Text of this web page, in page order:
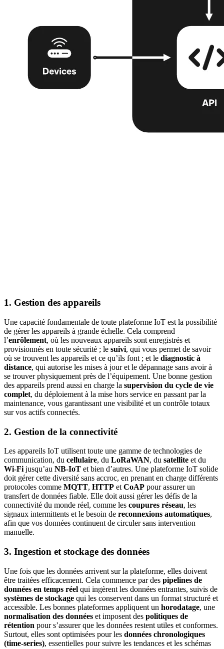
1. Gestion des appareils
Une capacité fondamentale de toute plateforme IoT est la possibilité
de gérer les appareils à grande échelle. Cela comprend
l’enrôlement, où les nouveaux appareils sont enregistrés et
provisionnés en toute sécurité ; le suivi, qui vous permet de savoir
où se trouvent les appareils et ce qu’ils font ; et le diagnostic à
distance, qui autorise les mises à jour et le dépannage sans avoir à
se trouver physiquement près de l’équipement. Une bonne gestion
des appareils prend aussi en charge la supervision du cycle de vie
complet, du déploiement à la mise hors service en passant par la
maintenance, vous garantissant une visibilité et un contrôle totaux
sur vos actifs connectés.
2. Gestion de la connectivité
Les appareils IoT utilisent toute une gamme de technologies de
communication, du cellulaire, du LoRaWAN, du satellite et du
Wi-Fi jusqu’au NB-IoT et bien d’autres. Une plateforme IoT solide
doit gérer cette diversité sans accroc, en prenant en charge différents
protocoles comme MQTT, HTTP et CoAP pour assurer un
transfert de données fiable. Elle doit aussi gérer les défis de la
connectivité du monde réel, comme les coupures réseau, les
signaux intermittents et le besoin de reconnexions automatiques,
afin que vos données continuent de circuler sans intervention
manuelle.
3. Ingestion et stockage des données
Une fois que les données arrivent sur la plateforme, elles doivent
être traitées efficacement. Cela commence par des pipelines de
données en temps réel qui ingèrent les données entrantes, suivis de
systèmes de stockage qui les conservent dans un format structuré et
accessible. Les bonnes plateformes appliquent un horodatage, une
normalisation des données et imposent des politiques de
rétention pour s’assurer que les données restent utiles et conformes.
Surtout, elles sont optimisées pour les données chronologiques
(time-series), essentielles pour suivre les tendances et les schémas